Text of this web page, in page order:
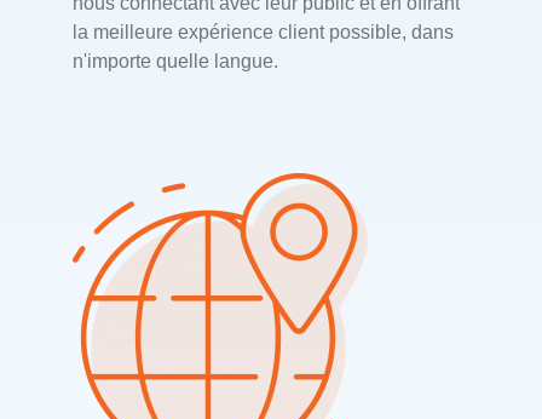
la meilleure expérience client possible, dans
n'importe quelle langue.